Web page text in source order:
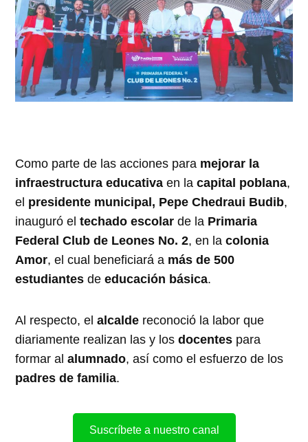
Como parte de las acciones para mejorar la
infraestructura educativa en lacapital poblana,
el presidente municipal, Pepe Chedraui Budib,
inauguró eltechado escolar de la Primaria
Federal Club de Leones No. 2, en lacolonia
Amor, el cual beneficiará a más de 500
estudiantes deeducación básica.
Al respecto, elalcalde reconoció la labor que
diariamente realizan las y losdocentes para
formar alalumnado, así como el esfuerzo de los
padres de familia.
Suscríbete a nuestro canal